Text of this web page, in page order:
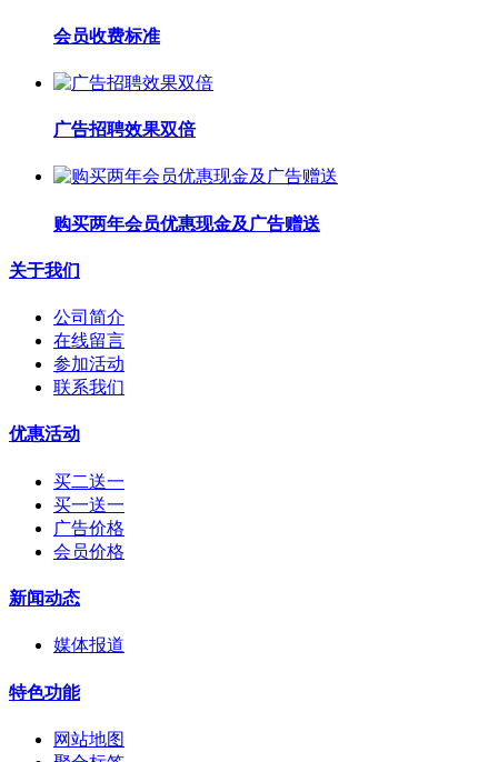
会员收费标准
广告招聘效果双倍
购买两年会员优惠现金及广告赠送
关于我们
公司简介
在线留言
参加活动
联系我们
优惠活动
买二送一
买一送一
广告价格
会员价格
新闻动态
媒体报道
特色功能
网站地图